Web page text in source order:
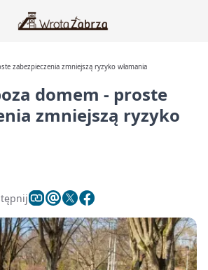
zabezpieczenia zmniejszą ryzyko włamania
domem - proste
zmniejszą ryzyko